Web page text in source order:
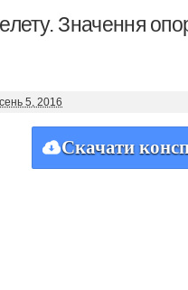
Значення
5, 2016
Скачати